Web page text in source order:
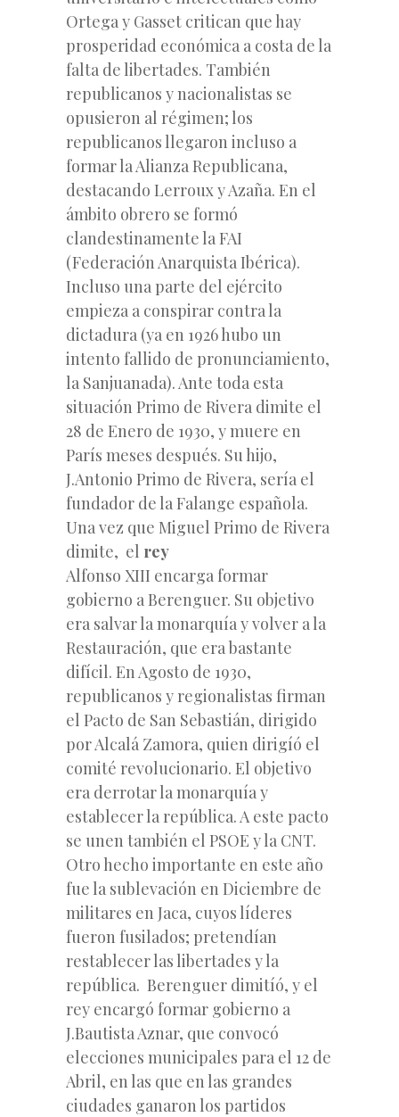
Ortega y Gasset critican que hay
prosperidad económica a costa de la
falta de libertades. También
republicanos y nacionalistas se
opusieron al régimen; los
republicanos llegaron incluso a
formar la Alianza Republicana,
destacando Lerroux y Azaña. En el
ámbito obrero se formó
clandestinamente la FAI
(Federación Anarquista Ibérica).
Incluso una parte del ejército
empieza a conspirar contra la
dictadura (ya en 1926 hubo un
intento fallido de pronunciamiento,
la Sanjuanada). Ante toda esta
situación Primo de Rivera dimite el
28 de Enero de 1930, y muere en
París meses después. Su hijo,
J.Antonio Primo de Rivera, sería el
fundador de la Falange española.
Una vez que Miguel Primo de Rivera
dimite, el rey
Alfonso XIII encarga formar
gobierno a Berenguer. Su objetivo
era salvar la monarquía y volver a la
Restauración, que era bastante
difícil. En Agosto de 1930,
republicanos y regionalistas firman
el Pacto de San Sebastián, dirigido
por Alcalá Zamora, quien dirigíó el
comité revolucionario. El objetivo
era derrotar la monarquía y
establecer la república. A este pacto
se unen también el PSOE y la CNT.
Otro hecho importante en este año
fue la sublevación en Diciembre de
militares en Jaca, cuyos líderes
fueron fusilados; pretendían
restablecer las libertades y la
república. Berenguer dimitíó, y el
rey encargó formar gobierno a
J.Bautista Aznar, que convocó
elecciones municipales para el 12 de
Abril, en las que en las grandes
ciudades ganaron los partidos